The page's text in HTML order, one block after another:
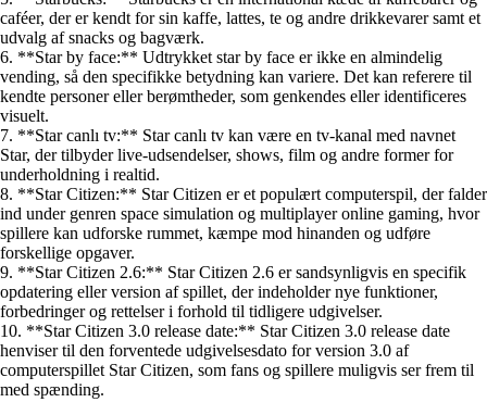
caféer, der er kendt for sin kaffe, lattes, te og andre drikkevarer samt et
udvalg af snacks og bagværk.
6. **Star by face:** Udtrykket star by face er ikke en almindelig
vending, så den specifikke betydning kan variere. Det kan referere til
kendte personer eller berømtheder, som genkendes eller identificeres
visuelt.
7. **Star canlı tv:** Star canlı tv kan være en tv-kanal med navnet
Star, der tilbyder live-udsendelser, shows, film og andre former for
underholdning i realtid.
8. **Star Citizen:** Star Citizen er et populært computerspil, der falder
ind under genren space simulation og multiplayer online gaming, hvor
spillere kan udforske rummet, kæmpe mod hinanden og udføre
forskellige opgaver.
9. **Star Citizen 2.6:** Star Citizen 2.6 er sandsynligvis en specifik
opdatering eller version af spillet, der indeholder nye funktioner,
forbedringer og rettelser i forhold til tidligere udgivelser.
10. **Star Citizen 3.0 release date:** Star Citizen 3.0 release date
henviser til den forventede udgivelsesdato for version 3.0 af
computerspillet Star Citizen, som fans og spillere muligvis ser frem til
med spænding.